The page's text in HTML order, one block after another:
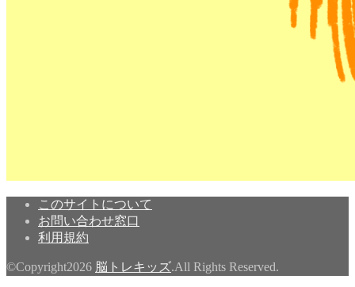
このサイトについて
お問い合わせ窓口
利用規約
©Copyright2026 脳トレキッズ.All Rights Reserved.